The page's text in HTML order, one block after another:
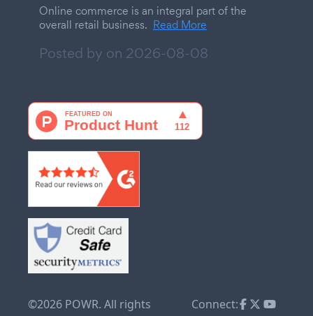
Online commerce is an integral part of the
overall retail business. Read More
Posted by on 2026-08-08
©2026 POWR. All rights
Connect: